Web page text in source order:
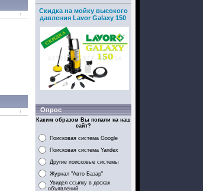
Скидка на мойку высокого
давления Lavor Galaxy 150
Опрос
Каким образом Вы попали на наш
сайт?
Поисковая система Google
Поисковая система Yandex
Другие поисковые системы
Журнал "Авто Базар"
Увидел ссылку в досках
объявлений